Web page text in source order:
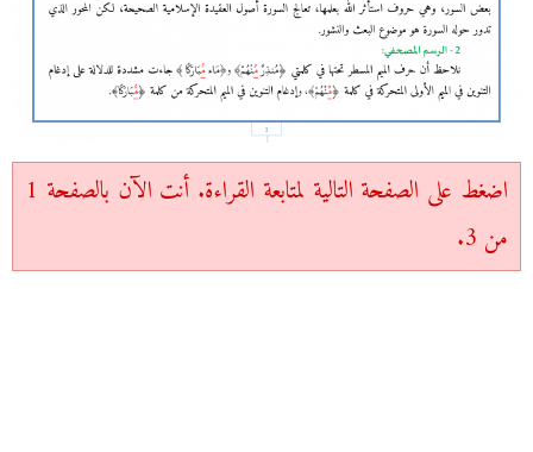
اضغط على الصفحة التالية لمتابعة القراءة. أنت الآن بالصفحة 1
من 3.